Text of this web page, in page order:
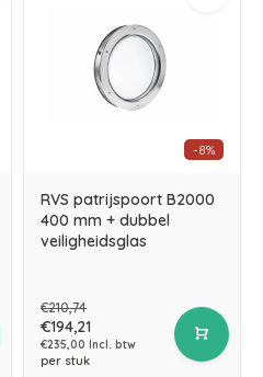
-8%
RVS patrijspoort B2000
400 mm + dubbel
veiligheidsglas
€210,74
€194,21
€235,00 Incl. btw
per stuk